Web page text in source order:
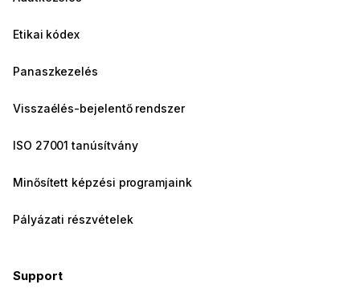
Etikai kódex
Panaszkezelés
Visszaélés-bejelentő rendszer
ISO 27001 tanúsítvány
Minősített képzési programjaink
Pályázati részvételek
Support